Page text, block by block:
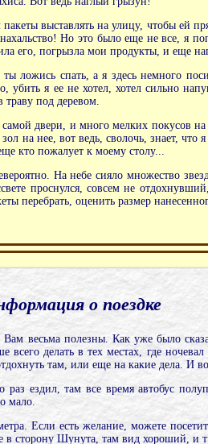
выставлять на улицу, чтобы ей
Но это было еще не все, я
его, погрызла мои продукты, и еще
ложись спать, а я здесь немного
я ее не хотел, хотел сильно
траву под деревом.
двери, и много мелких покусов
на нее, вот ведь, сволочь, знает,
кто пожалует к моему столу...
На небе сияло множество
проснулся, совсем не
перебрать, оценить размер
о поездке
весьма полезны. Как уже было
делать в тех местах, где
там, или еще на какие дела. И
ездил, там все время автобус
мало.
Если есть желание, можете
сторону Шунута, там вид хороший, и